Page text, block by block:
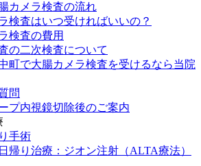
カメラ検査の流れ
検査はいつ受ければいいの？
検査の費用
の二次検査について
町で大腸カメラ検査を受けるなら当院
問
プ内視鏡切除後のご案内
手術
帰り治療：ジオン注射（ALTA療法）